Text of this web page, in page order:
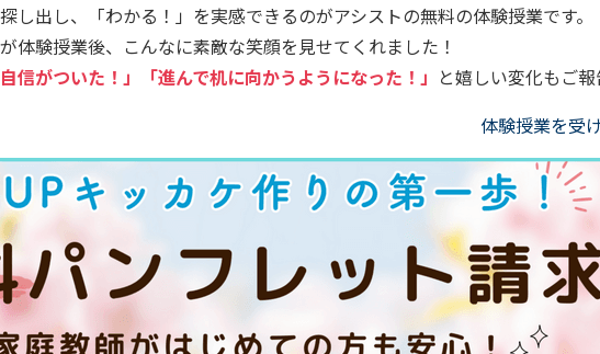
し出し、「わかる！」を実感できるのがアシストの無料の体験授業です。
体験授業後、こんなに素敵な笑顔を見せてくれました！
信がついた！」「進んで机に向かうようになった！」 と嬉しい変化もご報
体験授業を受